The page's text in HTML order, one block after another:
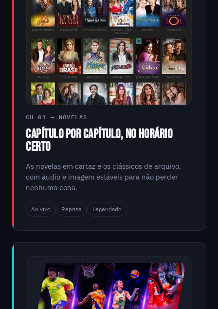
CH 01 — NOVELAS
CAPÍTULO POR CAPÍTULO, NO HORÁRIO
CERTO
As novelas em cartaz e os clássicos de arquivo,
com áudio e imagem estáveis para não perder
nenhuma cena.
Ao vivo Reprise Legendado